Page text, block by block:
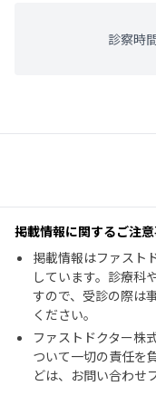
診察時
掲載情報に関するご注
掲載情報はファスト
しています。診療科
すので、受診の際は
ください。
ファストドクター株
ついて一切の責任を
どは、お問い合わせ